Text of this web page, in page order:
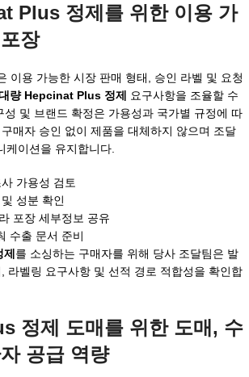
Plus 정제를 위한 이용 가
장
이용 가능한 시장 판매 형태, 승인 라벨 및 요청
량 Hepcinat Plus 정제 요구사항을 조율할 수
성 및 브랜드 확정은 가용성과 국가별 규정에 따
매자 승인 없이 제품을 대체하지 않으며 조달
케이션을 유지합니다.
가용성 검토
성분 확인
포장 세부정보 공유
수출 문서 준비
를 소싱하는 구매자를 위해 당사 조달팀은 발
라벨링 요구사항 및 선적 경로 적합성을 확인합
정제 도매를 위한 도매, 수
공급 역량